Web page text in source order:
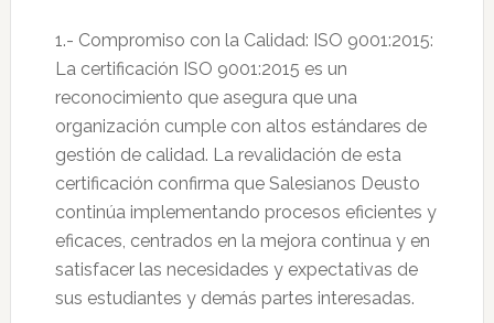
1.- Compromiso con la Calidad: ISO 9001:2015:
La certificación ISO 9001:2015 es un
reconocimiento que asegura que una
organización cumple con altos estándares de
gestión de calidad. La revalidación de esta
certificación confirma que Salesianos Deusto
continúa implementando procesos eficientes y
eficaces, centrados en la mejora continua y en
satisfacer las necesidades y expectativas de
sus estudiantes y demás partes interesadas.